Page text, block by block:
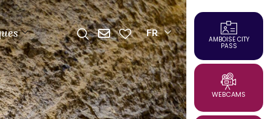
AMBOISE CITY
PASS
WEBCAMS
FR